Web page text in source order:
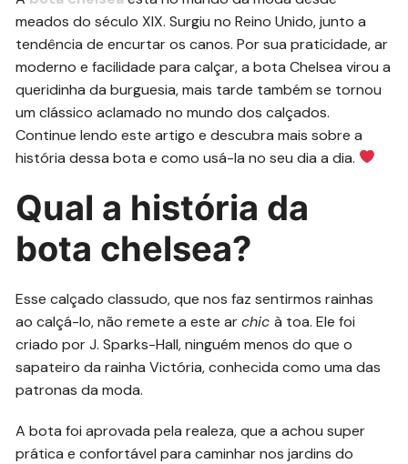
meados do século XIX. Surgiu no Reino Unido, junto a
tendência de encurtar os canos. Por sua praticidade, ar
moderno e facilidade para calçar, a bota Chelsea virou a
queridinha da burguesia, mais tarde também se tornou
um clássico aclamado no mundo dos calçados.
Continue lendo este artigo e descubra mais sobre a
história dessa bota e como usá-la no seu dia a dia.
Qual a história da
bota chelsea?
Esse calçado classudo, que nos faz sentirmos rainhas
ao calçá-lo, não remete a este archicà toa. Ele foi
criado por J. Sparks-Hall, ninguém menos do que o
sapateiro da rainha Victória, conhecida como uma das
patronas da moda.
A bota foi aprovada pela realeza, que a achou super
prática e confortável para caminhar nos jardins do